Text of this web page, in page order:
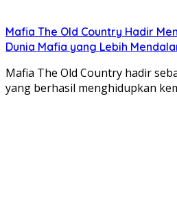
Mafia The Old Country Hadir
Dunia Mafia yang Lebih
Mafia The Old Country hadir
yang berhasil menghidupkan